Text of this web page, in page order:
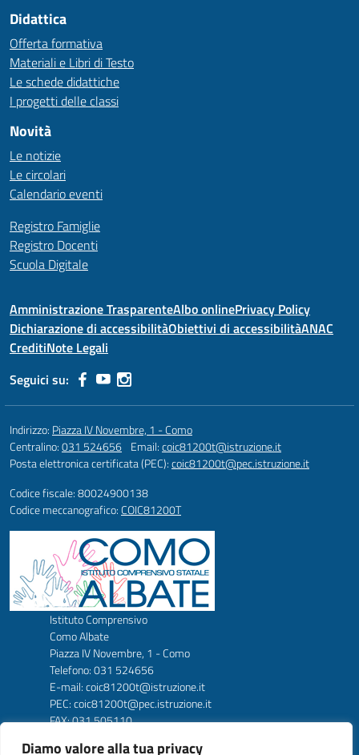
Diamo valore alla tua privacy
Didattica
Offerta formativa
Materiali e Libri di Testo
Le schede didattiche
I progetti delle classi
Novità
Le notizie
Le circolari
Calendario eventi
Registro Famiglie
Registro Docenti
Scuola Digitale
Amministrazione TrasparenteAlbo onlinePrivacy Policy
Dichiarazione di accessibilitàObiettivi di accessibilitàANAC
CreditiNote Legali
Seguici su:
Indirizzo: Piazza IV Novembre, 1 - Como
Centralino:031 524656 Email:coic81200t@istruzione.it
Posta elettronica certificata (PEC):coic81200t@pec.istruzione.it
Codice fiscale: 80024900138
Codice meccanografico:COIC81200T
Istituto Comprensivo
Como Albate
Piazza IV Novembre, 1 - Como
Telefono: 031 524656
E-mail: coic81200t@istruzione.it
PEC: coic81200t@pec.istruzione.it
FAX: 031 505110